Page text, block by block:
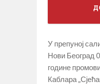
У препуној
Нови Београд
године
Каблара